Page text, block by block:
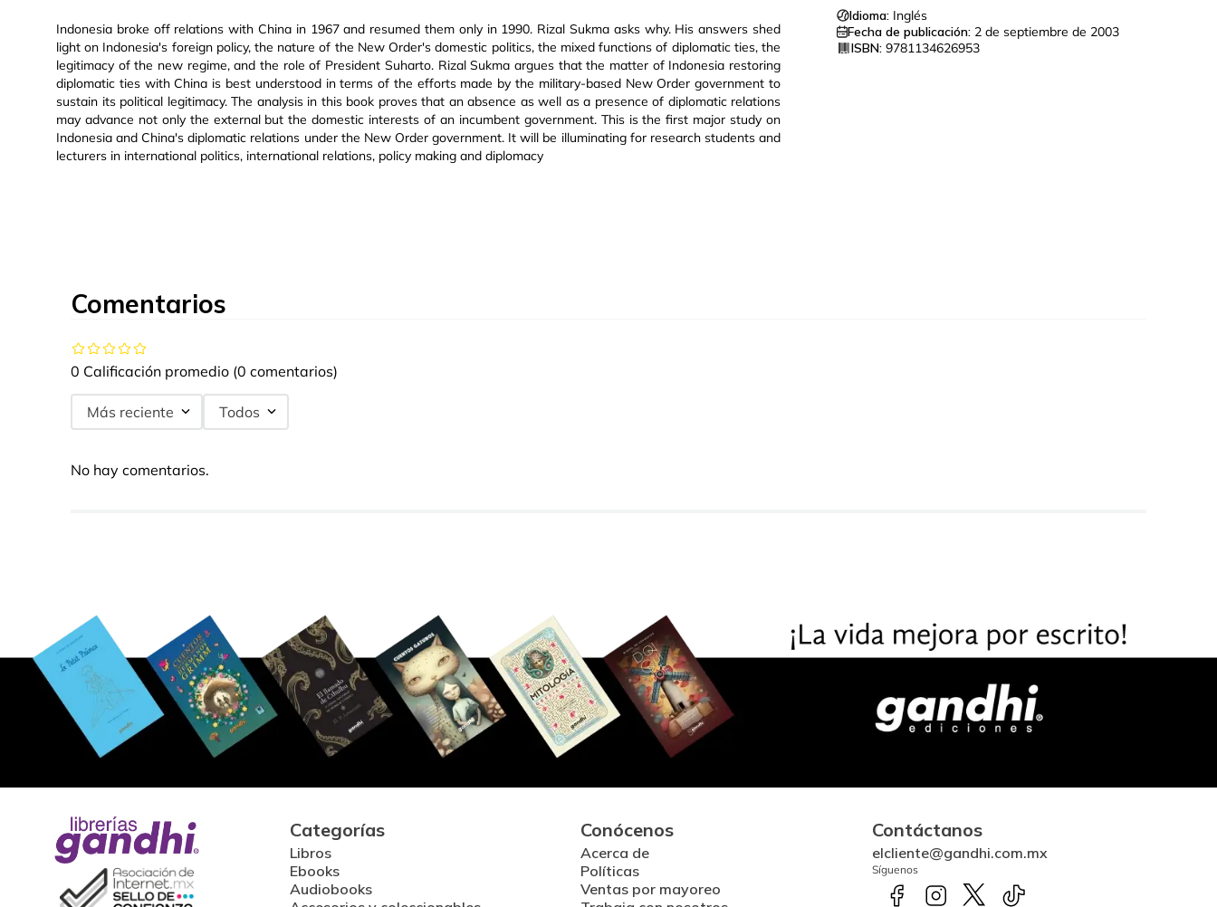
Indonesia broke off relations with China in 1967 and resumed them only in 1990. Rizal Sukma asks why. His answers shed
light on Indonesia's foreign policy, the nature of the New Order's domestic politics, the mixed functions of diplomatic ties, the
legitimacy of the new regime, and the role of President Suharto. Rizal Sukma argues that the matter of Indonesia restoring
diplomatic ties with China is best understood in terms of the efforts made by the military-based New Order government to
sustain its political legitimacy. The analysis in this book proves that an absence as well as a presence of diplomatic relations
may advance not only the external but the domestic interests of an incumbent government. This is the first major study on
Indonesia and China's diplomatic relations under the New Order government. It will be illuminating for research students and
lecturers in international politics, international relations, policy making and diplomacy
Idioma: Inglés
Fecha de publicación: 2 de septiembre de 2003
ISBN: 9781134626953
Comentarios
0 Calificación promedio (0 comentarios)
Más reciente Todos
No hay comentarios.
Categorías
Libros
Ebooks
Audiobooks
Conócenos
Acerca de
Políticas
Ventas por mayoreo
Contáctanos
elcliente@gandhi.com.mx
Síguenos